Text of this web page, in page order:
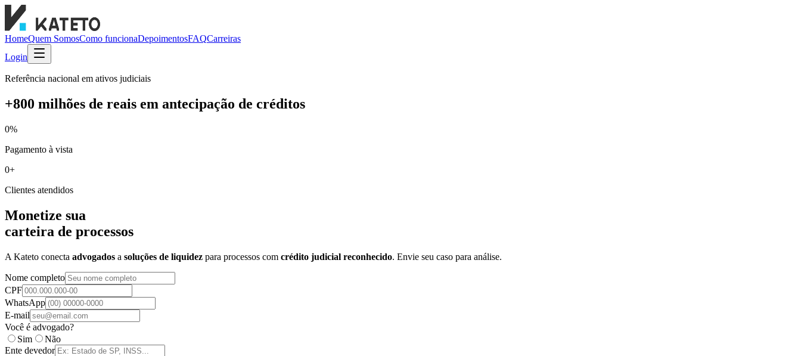
HomeQuem SomosComo funcionaDepoimentosFAQCarreiras
Login
Referência nacional em ativos judiciais
+800 milhões de reais em antecipação de créditos
0%
Pagamento à vista
0+
Clientes atendidos
Monetize sua
carteira de processos
A Kateto conecta advogados a soluções de liquidez para processos com crédito judicial reconhecido. Envie seu caso para análise.
Nome completo
CPF
WhatsApp
E-mail
Você é advogado?
Sim
Não
Ente devedor